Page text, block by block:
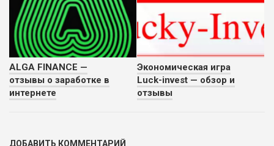
ДОХОД: СРЕДНИЙ
БЮДЖЕТ: НИЗКИЙ
ALGA FINANCE —
отзывы о заработке в
интернете
Экономическая игра
Luck-invest — обзор и
отзывы
ДОБАВИТЬ КОММЕНТАРИЙ